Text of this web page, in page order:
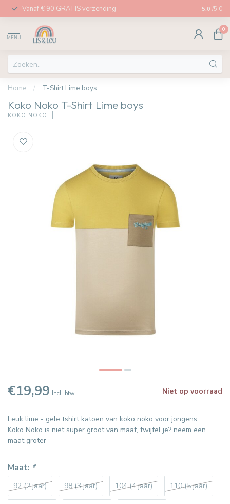
Vanaf € 90 GRATIS verzending Afhalen
5.0 /5.0
MENU
0
Home / T-Shirt Lime boys
Koko Noko T-Shirt Lime boys
KOKO NOKO
€19,99 Incl. btw Niet op voorraad
Leuk lime - gele tshirt katoen van koko noko voor jongens
Koko Noko is niet super groot van maat, twijfel je? neem een
maat groter
Maat: *
92 (2 jaar) 98 (3 jaar) 104 (4 jaar) 110 (5 jaar)